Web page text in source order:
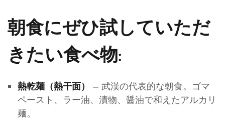
朝食にぜひ試していただ
きたい食べ物:
熱乾麺（熱干面）
– 武漢の代表的な朝食。ゴマ
ペースト、ラー油、漬物、醤油で和えたアルカリ
麺。